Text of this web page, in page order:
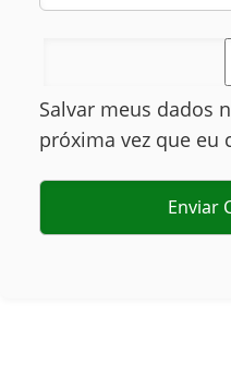
Salvar meus dados
próxima vez que eu